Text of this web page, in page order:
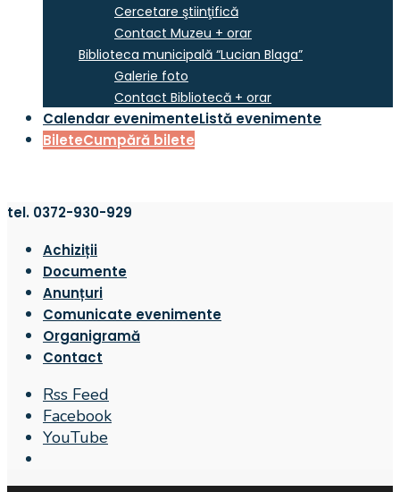
Cercetare ştiinţifică
Contact Muzeu + orar
Biblioteca municipală “Lucian Blaga”
Galerie foto
Contact Bibliotecă + orar
Calendar evenimenteListă evenimente
BileteCumpără bilete
tel. 0372-930-929
Achiziții
Documente
Anunțuri
Comunicate evenimente
Organigramă
Contact
Rss Feed
Facebook
YouTube
Search